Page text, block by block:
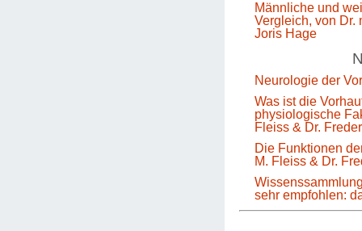
Männliche und
Vergleich, von Dr.
Joris Hage
Neurologie der
Was ist die
physiologische
Fleiss & Dr.
Die Funktionen
M. Fleiss & Dr.
sehr empfohlen: